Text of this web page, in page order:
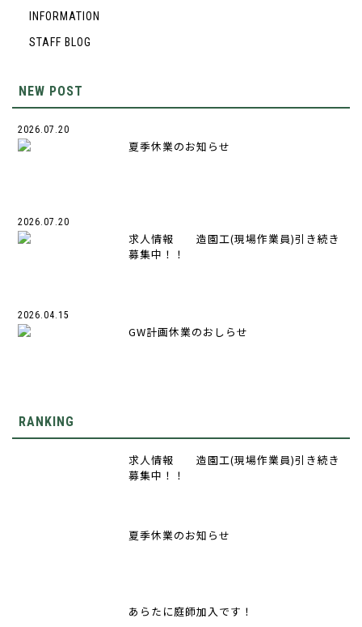
INFORMATION
STAFF BLOG
NEW POST
2026.07.20
夏季休業のお知らせ
2026.07.20
求人情報 造園工(現場作業員)引き続き
募集中！！
2026.04.15
GW計画休業のおしらせ
RANKING
求人情報 造園工(現場作業員)引き続き
募集中！！
夏季休業のお知らせ
あらたに庭師加入です！